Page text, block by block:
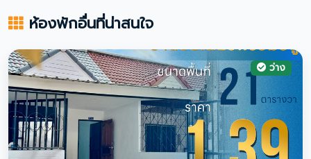
ห้องพักอื่นที่น่าสนใจ
ว่าง